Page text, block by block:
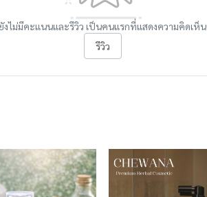
งไม่มีคะแนนและรีวิว เป็นคนแรกที่แสดงความคิดเห็น
รีวิว